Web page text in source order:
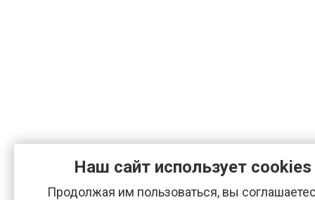
Наш сайт использует cookies
Продолжая им пользоваться, вы